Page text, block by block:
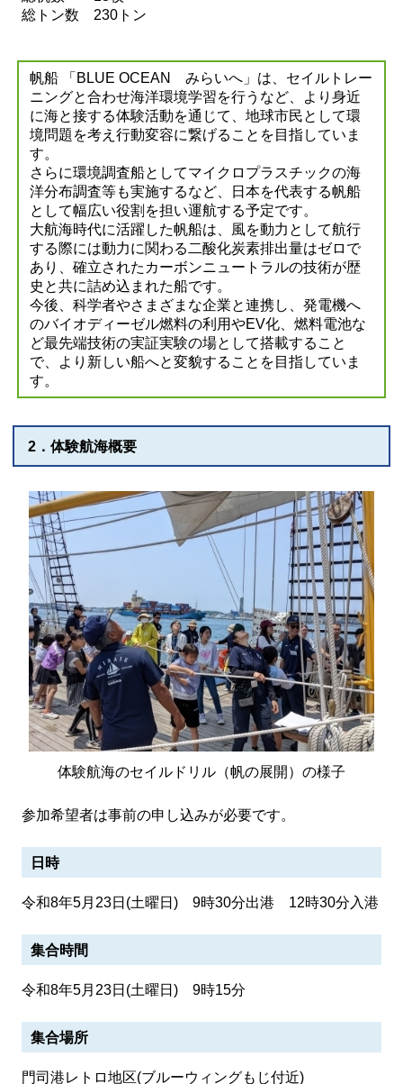
総トン数 230トン
帆船 「BLUE OCEAN みらいへ」は、セイルトレー
ニングと合わせ海洋環境学習を行うなど、より身近
に海と接する体験活動を通じて、地球市民として環
境問題を考え行動変容に繋げることを目指していま
す。
さらに環境調査船としてマイクロプラスチックの海
洋分布調査等も実施するなど、日本を代表する帆船
として幅広い役割を担い運航する予定です。
大航海時代に活躍した帆船は、風を動力として航行
する際には動力に関わる二酸化炭素排出量はゼロで
あり、確立されたカーボンニュートラルの技術が歴
史と共に詰め込まれた船です。
今後、科学者やさまざまな企業と連携し、発電機へ
のバイオディーゼル燃料の利用やEV化、燃料電池な
ど最先端技術の実証実験の場として搭載すること
で、より新しい船へと変貌することを目指していま
す。
2．体験航海概要
体験航海のセイルドリル（帆の展開）の様子
参加希望者は事前の申し込みが必要です。
日時
令和8年5月23日(土曜日) 9時30分出港 12時30分入港
集合時間
令和8年5月23日(土曜日) 9時15分
集合場所
門司港レトロ地区(ブルーウィングもじ付近)